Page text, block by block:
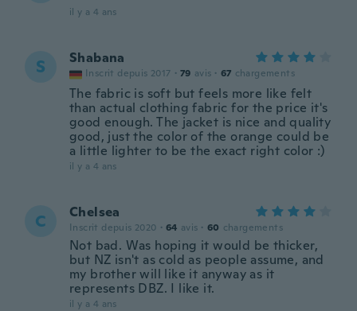
il y a 4 ans
S Shabana
Inscrit depuis 2017 · 79 avis · 67 chargements
The fabric is soft but feels more like felt
than actual clothing fabric for the price it's
good enough. The jacket is nice and quality
good, just the color of the orange could be
a little lighter to be the exact right color :)
il y a 4 ans
C Chelsea
Inscrit depuis 2020 · 64 avis · 60 chargements
Not bad. Was hoping it would be thicker,
but NZ isn't as cold as people assume, and
my brother will like it anyway as it
represents DBZ. I like it.
il y a 4 ans